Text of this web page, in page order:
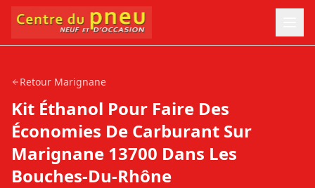
Retour Marignane
Kit Éthanol Pour Faire Des
Économies De Carburant Sur
Marignane 13700 Dans Les
Bouches-Du-Rhône